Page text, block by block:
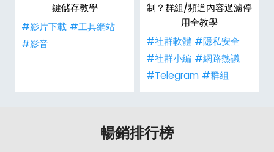
鍵儲存教學
#影片下載 #工具網站
#影音
制？群組/頻道內容過濾停
用全教學
#社群軟體 #隱私安全
#社群小編 #網路熱議
#Telegram #群組
暢銷排行榜